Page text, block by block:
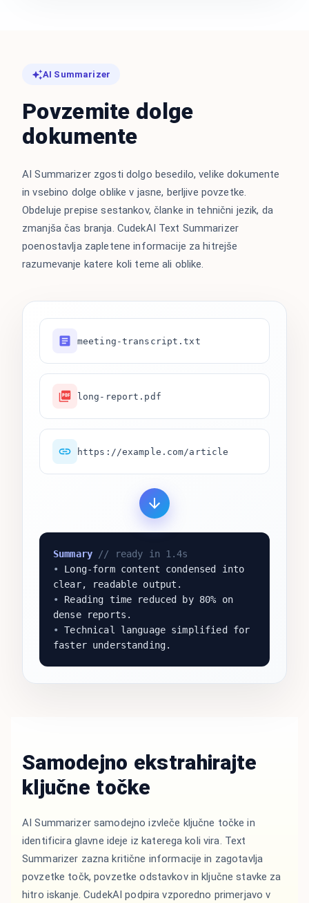
AI Summarizer
Povzemite dolge
dokumente
AI Summarizer zgosti dolgo besedilo, velike dokumente
in vsebino dolge oblike v jasne, berljive povzetke.
Obdeluje prepise sestankov, članke in tehnični jezik, da
zmanjša čas branja. CudekAI Text Summarizer
poenostavlja zapletene informacije za hitrejše
razumevanje katere koli teme ali oblike.
meeting-transcript.txt
long-report.pdf
https://example.com/article
Summary // ready in 1.4s
•
Long-form content condensed into
clear, readable output.
•
Reading time reduced by 80% on
dense reports.
•
Technical language simplified for
faster understanding.
Samodejno ekstrahirajte
ključne točke
AI Summarizer samodejno izvleče ključne točke in
identificira glavne ideje iz katerega koli vira. Text
Summarizer zazna kritične informacije in zagotavlja
povzetke točk, povzetke odstavkov in ključne stavke za
hitro iskanje. CudekAI podpira vzporedno primerjavo v